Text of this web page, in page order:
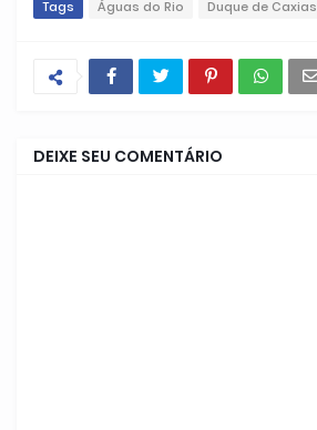
Tags Águas do Rio Duque de Caxias
DEIXE SEU COMENTÁRIO